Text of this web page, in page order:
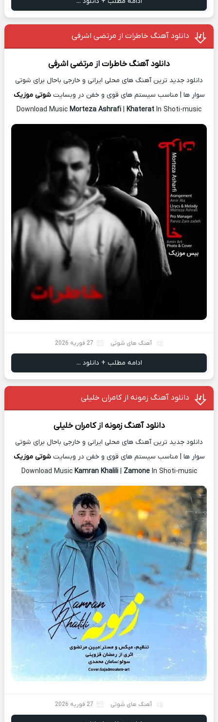
دانلود آهنگ خاطرات از مرتضی اشرفی
دانلود آهنگخاطراتازمرتضی اشرفی
دانلود جدید ترین آهنگ های محلی ایرانی و خارجی باحال برای شوتی
سوار ها | مناسب سیستم های قوی و خفن در وبسایتشوتی موزیک
Download Music Morteza Ashrafi | Khaterat In Shoti-music
آهنگ های شوتی 27 فوریه 2026
ادامه مطلب + دانلود ...
دانلود آهنگ زمونه از کامران خلیلی
دانلود آهنگ زمونهازکامران خلیلی
دانلود جدید ترین آهنگ های محلی ایرانی و خارجی باحال برای شوتی
سوار ها | مناسب سیستم های قوی و خفن در وبسایتشوتی موزیک
Download Music Kamran Khalili| ZamoneIn Shoti-music
آهنگ های شوتی 27 فوریه 2026